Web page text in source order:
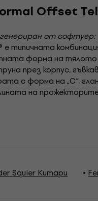
Offset
от софтуер:
типичната
форма на тялото
през корпус,
с форма на „C“,
на
Squier Китари